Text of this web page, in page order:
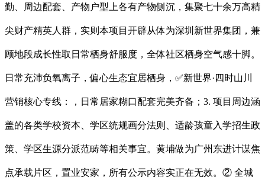
勤、周边配套、产物户型上各有产物侧沉，集聚七十余万高精
尖财产精英人群，实则本项目开辟从体为深圳新世界集团，兼
顾地段成长性取日常栖身舒服度，全体社区栖身空气感十脚。
日常充沛负氧离子，偏心生态宜居栖身，✅新世界·四时山川
营销核心专线：，日常居家糊口配套完美齐备；3. 项目周边涵
盖的各类学校资本、学区统规画分法则、适龄孩童入学招生政
策、学区生源分派范畴等相关事宜。黄埔做为广州东进计谋焦
点承载片区，置业安家，所有公示内容实正在无效。② 全城